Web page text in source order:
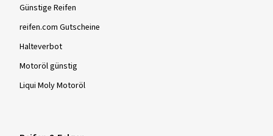
Günstige Reifen
reifen.com Gutscheine
Halteverbot
Motoröl günstig
Liqui Moly Motoröl